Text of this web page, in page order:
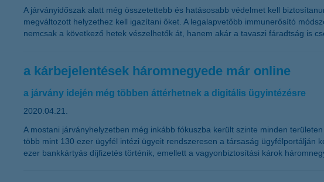
A járványidőszak alatt még összetettebb és hatásosabb védelmet kell
megváltozott helyzethez kell igazítani őket. A legalapvetőbb immunerősító
nemcsak a következő hetek vészelhetők át, hanem akár a tavaszi fáradtság is
a kárbejelentések háromnegyede már online
a járvány idején még többen áttérhetnek a digitális ügyintézésre
2020.04.21.
A mostani járványhelyzetben még inkább fókuszba került szinte minden
több mint 130 ezer ügyfél intézi ügyeit rendszeresen a társaság ügyfélportálján
ezer bankkártyás díjfizetés történik, emellett a vagyonbiztosítási károk